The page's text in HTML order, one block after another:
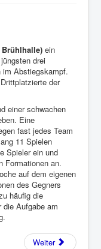
Brühlhalle) ein
drei
im Abstiegskampf.
der
einer schwachen
Eine
fast jedes Team
11 Spielen
Spieler ein und
Formationen an.
auf dem eigenen
des Gegners
häufig die
die Aufgabe am
Weiter